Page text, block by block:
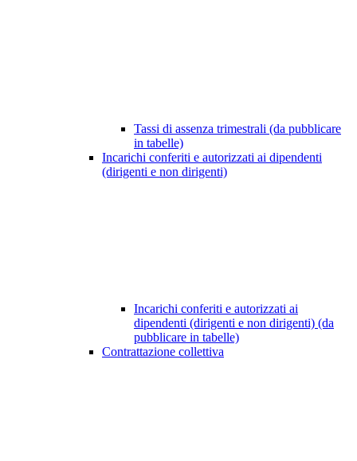
Tassi di assenza trimestrali (da pubblicare
in tabelle)
Incarichi conferiti e autorizzati ai dipendenti
(dirigenti e non dirigenti)
Incarichi conferiti e autorizzati ai
dipendenti (dirigenti e non dirigenti) (da
pubblicare in tabelle)
Contrattazione collettiva